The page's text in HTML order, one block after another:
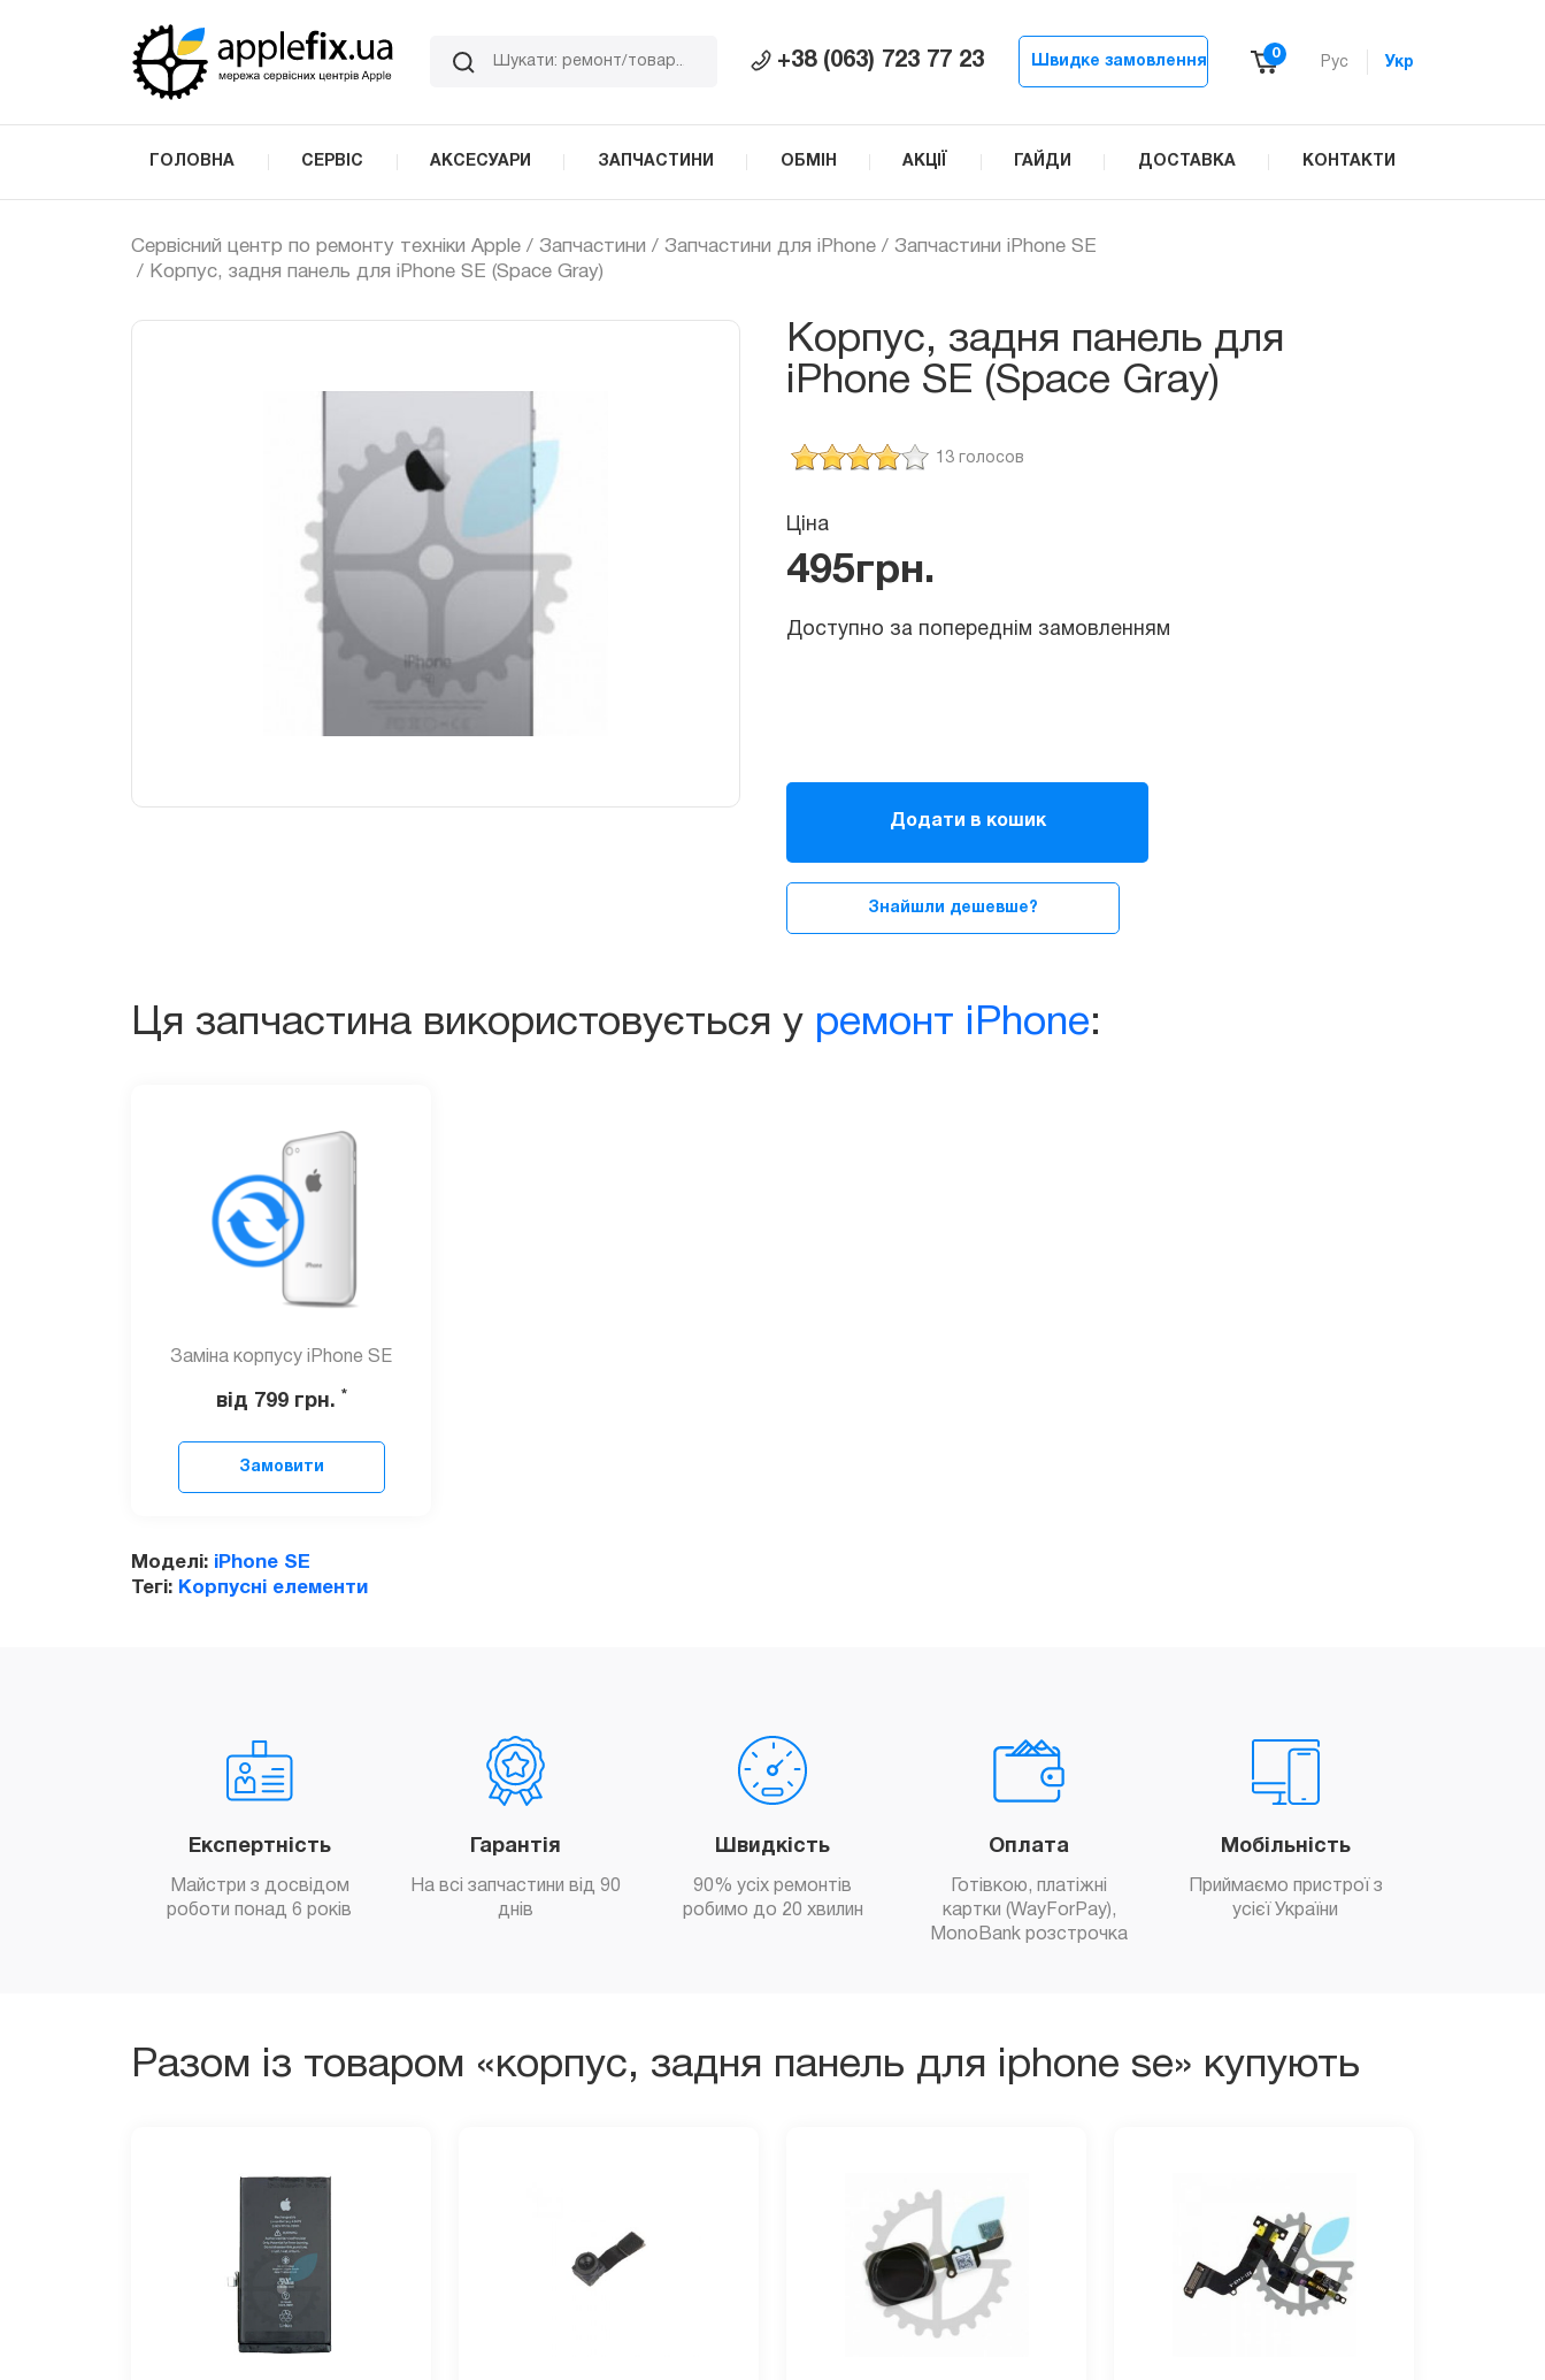
+38 (063) 723 77 23 Швидке замовлення
0
Рус Укр
ГОЛОВНА СЕРВІС АКСЕСУАРИ ЗАПЧАСТИНИ ОБМІН АКЦІЇ ГАЙДИ ДОСТАВКА КОНТАКТИ
Сервісний центр по ремонту техніки Apple / Запчастини / Запчастини для iPhone / Запчастини iPhone SE
/ Корпус, задня панель для iPhone SE (Space Gray)
Корпус, задня панель для
iPhone SE (Space Gray)
13 голосов
Ціна
495грн.
Корпус,
для
iPhone
Додати в кошик
Знайшли дешевше?
Ця запчастина використовується у ремонт iPhone:
Заміна корпусу iPhone SE
від 799 грн. *
Замовити
Моделі: iPhone SE
Тегі: Корпусні елементи
Експертність
Майстри з досвідом
роботи понад 6 років
Гарантія
На всі запчастини від 90
днів
Швидкість
90% усіх ремонтів
робимо до 20 хвилин
Оплата
Готівкою, платіжні
картки (WayForPay),
MonoBank розстрочка
Мобільність
Приймаємо пристрої з
усієї України
Разом із товаром «корпус, задня панель для iphone se» купують